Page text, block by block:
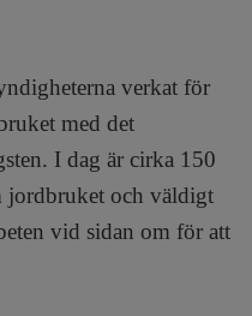
verkat för
med det
I dag är cirka 150
jordbruket och väldigt
vid sidan om för att